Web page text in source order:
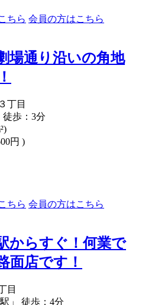
ちら 会員の方はこちら
通り沿いの角地
丁目
徒歩：3分
円 )
ちら 会員の方はこちら
からすぐ！何業で
面店です！
目
」 徒歩：4分